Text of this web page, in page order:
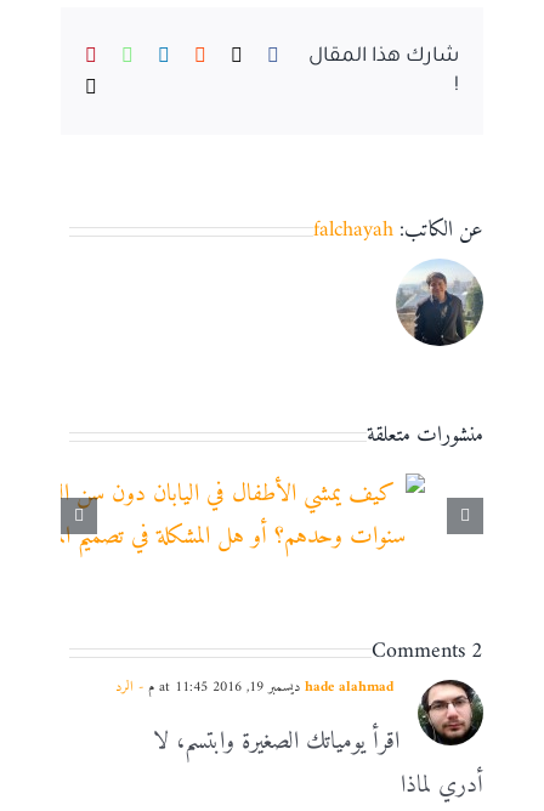
شارك هذا المقال
!
Facebook
Reddit
LinkedIn
WhatsApp
عن الكاتب:falchayah
منشورات متعلقة
2 Comments
hade alahmadديسمبر 19, 2016 at 11:45 م - الرد
اقرأ يومياتك الصغيرة وابتسم، لا
أدري لماذا